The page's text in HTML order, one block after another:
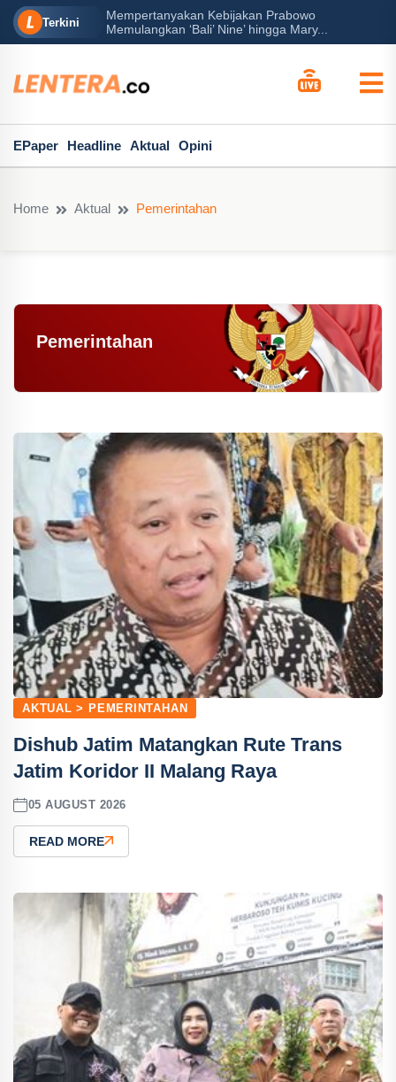
Terkini
Mary...
Peran Besar Tuhan…
EPaper Headline Aktual Opini
Home Aktual Pemerintahan
Pemerintahan
AKTUAL > PEMERINTAHAN
Dishub Jatim Matangkan Rute Trans
Jatim Koridor II Malang Raya
05 AUGUST 2026
READ MORE